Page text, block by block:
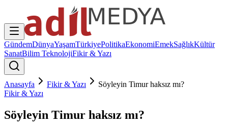
GündemDünyaYaşamTürkiyePolitikaEkonomiEmekSağlıkKültür
SanatBilim TeknolojiFikir & Yazı
Anasayfa Fikir & Yazı
Söyleyin Timur haksız mı?
Fikir & Yazı
Söyleyin Timur haksız mı?